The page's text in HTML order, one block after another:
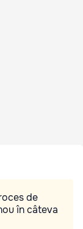
de
în câteva